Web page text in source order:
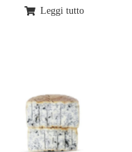
Leggi tutto